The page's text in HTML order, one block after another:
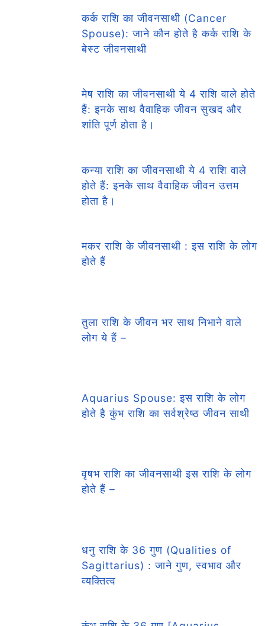
कर्क राशि का जीवनसाथी (Cancer
Spouse): जाने कौन होते है कर्क राशि के
बेस्ट जीवनसाथी
मेष राशि का जीवनसाथी ये 4 राशि वाले होते
हैं: इनके साथ वैवाहिक जीवन सुखद और
शांति पूर्ण होता है।
कन्या राशि का जीवनसाथी ये 4 राशि वाले
होते हैं: इनके साथ वैवाहिक जीवन उत्तम
होता है।
मकर राशि के जीवनसाथी : इस राशि के लोग
होते हैं
तुला राशि के जीवन भर साथ निभाने वाले
लोग ये हैं –
Aquarius Spouse: इस राशि के लोग
होते है कुंभ राशि का सर्वश्रेष्ठ जीवन साथी
वृषभ राशि का जीवनसाथी इस राशि के लोग
होते हैं –
धनु राशि के 36 गुण (Qualities of
Sagittarius) : जाने गुण, स्वभाव और
व्यक्तित्व